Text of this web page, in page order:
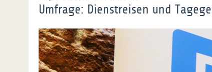
Umfrage: Dienstreisen und